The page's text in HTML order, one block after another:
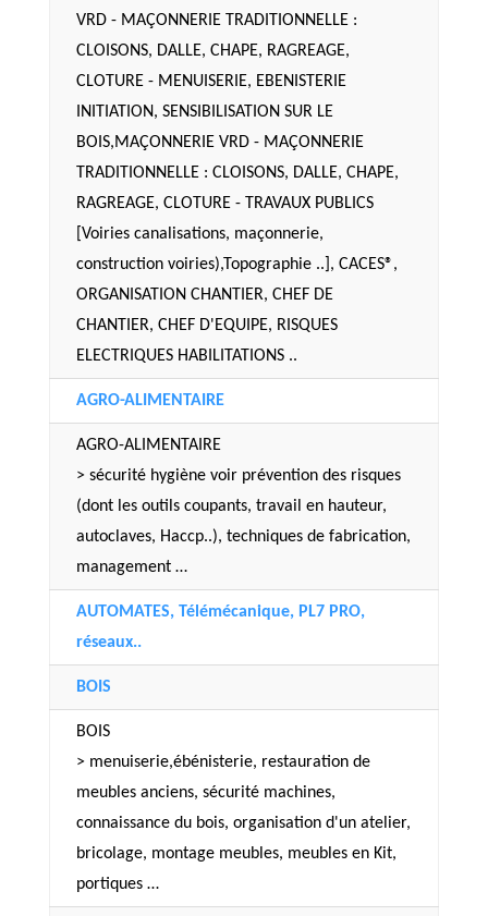
VRD - MAÇONNERIE TRADITIONNELLE :
CLOISONS, DALLE, CHAPE, RAGREAGE,
CLOTURE - MENUISERIE, EBENISTERIE
INITIATION, SENSIBILISATION SUR LE
BOIS,MAÇONNERIE VRD - MAÇONNERIE
TRADITIONNELLE : CLOISONS, DALLE, CHAPE,
RAGREAGE, CLOTURE - TRAVAUX PUBLICS
[Voiries canalisations, maçonnerie,
construction voiries),Topographie ..], CACES®,
ORGANISATION CHANTIER, CHEF DE
CHANTIER, CHEF D'EQUIPE, RISQUES
ELECTRIQUES HABILITATIONS ..
AGRO-ALIMENTAIRE
AGRO-ALIMENTAIRE
> sécurité hygiène voir prévention des risques
(dont les outils coupants, travail en hauteur,
autoclaves, Haccp..), techniques de fabrication,
management …
AUTOMATES, Télémécanique, PL7 PRO,
réseaux..
BOIS
BOIS
> menuiserie,ébénisterie, restauration de
meubles anciens, sécurité machines,
connaissance du bois, organisation d'un atelier,
bricolage, montage meubles, meubles en Kit,
portiques …